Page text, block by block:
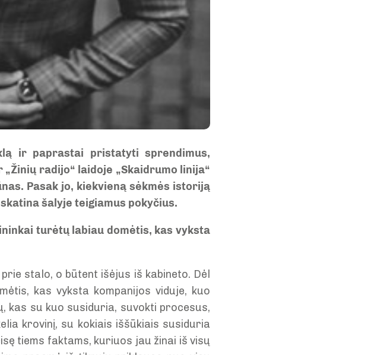
ir paprastai pristatyti sprendimus,
radijo“ laidoje „Skaidrumo linija“
Pasak jo, kiekvieną sėkmės istoriją
šalyje teigiamus pokyčius.
turėtų labiau domėtis, kas vyksta
stalo, o būtent išėjus iš kabineto. Dėl
kas vyksta kompanijos viduje, kuo
kas su kuo susiduria, suvokti procesus,
krovinį, su kokiais iššūkiais susiduria
tiems faktams, kuriuos jau žinai iš visų